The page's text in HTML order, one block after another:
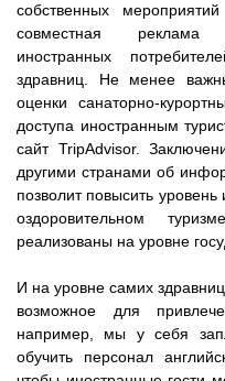
собственных
совместная реклама
иностранных
здравниц. Не менее
оценки санаторно-
доступа иностранным
сайт TripAdvisor.
другими странами об
позволит повысить
оздоровительном
реализованы на уровне
И на уровне самих
возможное для
например, мы у себя
обучить персонал